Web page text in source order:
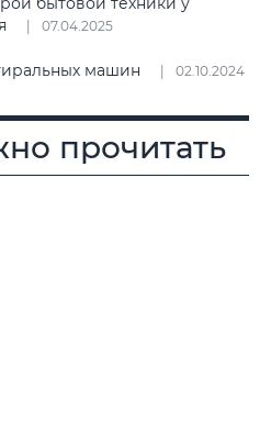
07.04.2025
машин 02.10.2024
прочитать